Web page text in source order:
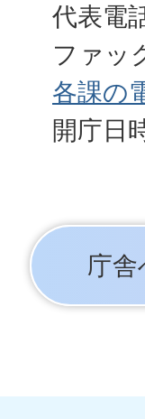
代表電
ファッ
各課の
開庁日
庁